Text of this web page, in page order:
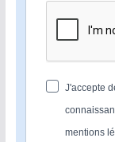
J'accepte
mentions